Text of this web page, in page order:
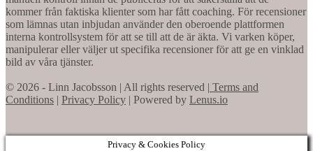
kommer från faktiska klienter som har fått coaching. För recensioner
som lämnas utan inbjudan använder den oberoende plattformen
interna kontrollsystem för att se till att de är äkta. Vi varken köper,
manipulerar eller väljer ut specifika recensioner för att ge en vinklad
bild av våra tjänster.
© 2026 - Linn Jacobsson | All rights reserved | Terms and
Conditions | Privacy Policy | Powered by Lenus.io
Privacy & Cookies Policy